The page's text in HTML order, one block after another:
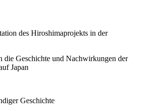
des Hiroshimaprojekts in der
die Geschichte und Nachwirkungen der
Japan
Geschichte